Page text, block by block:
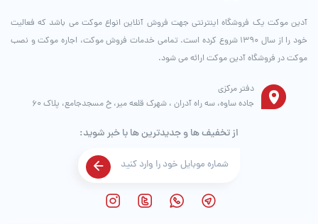
آدین موکت یک فروشگاه اینترنتی جهت فروش آنلاین انواع موکت می باشد که فعالیت
خود را از سال ۱۳۹۰ شروع کرده است. تمامی خدمات فروش موکت، اجاره موکت و نصب
موکت در فروشگاه آدین موکت ارائه می شود.
دفتر مرکزی
جاده ساوه، سه راه آدران ، شهرک قلعه میر، خ مسجدجامع، پلاک 60
از تخفیف ها و جدیدترین ها با خبر شوید: